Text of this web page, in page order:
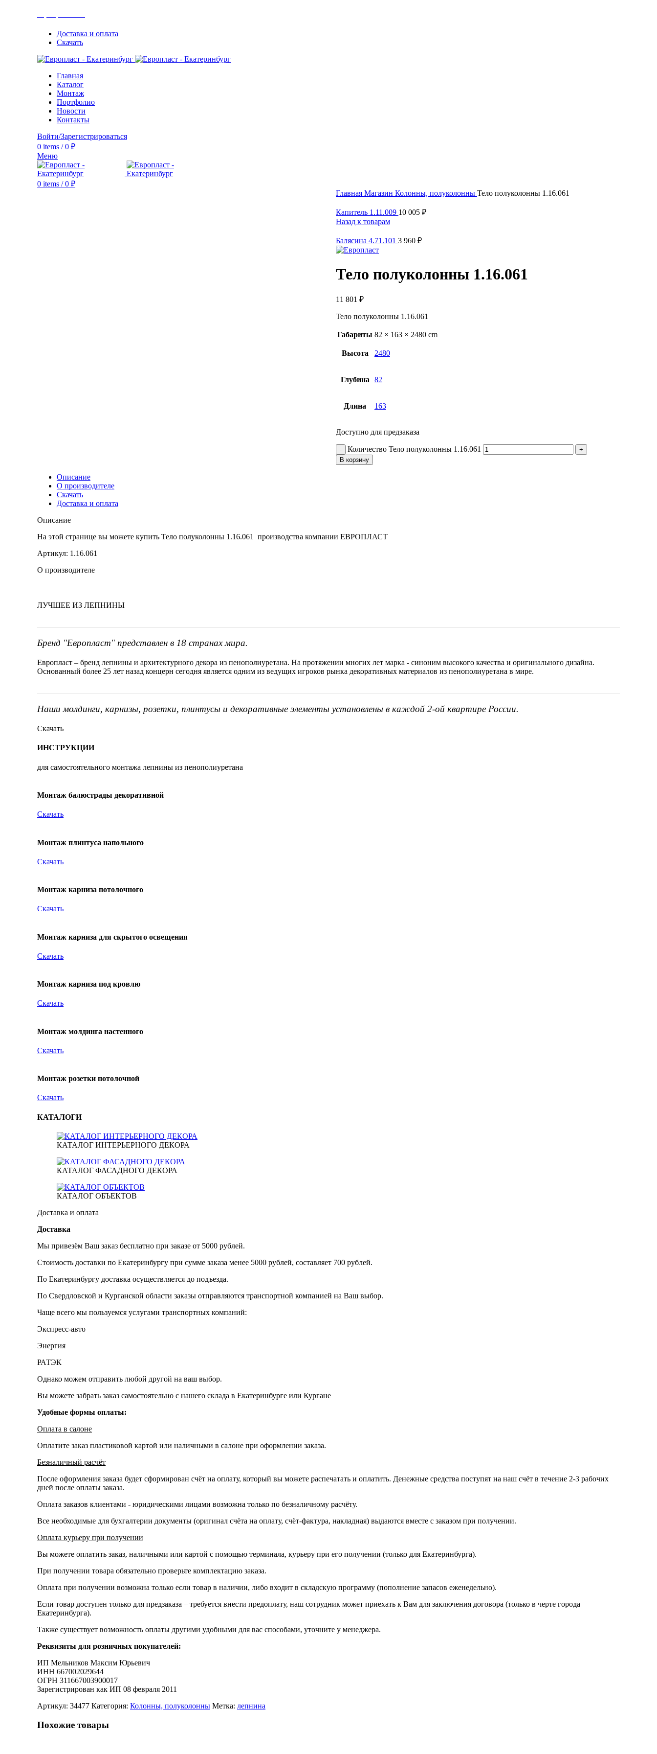
Доставка и оплата
Скачать
Главная
Каталог
Монтаж
Портфолио
Новости
Контакты
Войти/Зарегистрироваться
0 items / 0 ₽
Меню
0 items / 0 ₽
Главная Магазин Колонны, полуколонны Тело полуколонны 1.16.061
Капитель 1.11.009 10 005 ₽
Назад к товарам
Балясина 4.71.101 3 960 ₽
Тело полуколонны 1.16.061
11 801 ₽
Тело полуколонны 1.16.061
Габариты 82 × 163 × 2480 cm
Высота 2480
Глубина 82
Длина 163
Доступно для предзаказа
Количество Тело полуколонны 1.16.061
В корзину
Описание
О производителе
Скачать
Доставка и оплата
Описание
На этой странице вы можете купить Тело полуколонны 1.16.061 производства компании ЕВРОПЛАСТ
Артикул: 1.16.061
О производителе
ЛУЧШЕЕ ИЗ ЛЕПНИНЫ
Бренд "Европласт" представлен в 18 странах мира.
Европласт – бренд лепнины и архитектурного декора из пенополиуретана. На протяжении многих лет марка - синоним высокого качества и оригинального дизайна.
Основанный более 25 лет назад концерн сегодня является одним из ведущих игроков рынка декоративных материалов из пенополиуретана в мире.
Наши молдинги, карнизы, розетки, плинтусы и декоративные элементы установлены в каждой 2-ой квартире России.
Скачать
ИНСТРУКЦИИ
для самостоятельного монтажа лепнины из пенополиуретана
Монтаж балюстрады декоративной
Скачать
Монтаж плинтуса напольного
Скачать
Монтаж карниза потолочного
Скачать
Монтаж карниза для скрытого освещения
Скачать
Монтаж карниза под кровлю
Скачать
Монтаж молдинга настенного
Скачать
Монтаж розетки потолочной
Скачать
КАТАЛОГИ
КАТАЛОГ ИНТЕРЬЕРНОГО ДЕКОРА
КАТАЛОГ ФАСАДНОГО ДЕКОРА
КАТАЛОГ ОБЪЕКТОВ
Доставка и оплата
Доставка
Мы привезём Ваш заказ бесплатно при заказе от 5000 рублей.
Стоимость доставки по Екатеринбургу при сумме заказа менее 5000 рублей, составляет 700 рублей.
По Екатеринбургу доставка осуществляется до подъезда.
По Свердловской и Курганской области заказы отправляются транспортной компанией на Ваш выбор.
Чаще всего мы пользуемся услугами транспортных компаний:
Экспресс-авто
Энергия
РАТЭК
Однако можем отправить любой другой на ваш выбор.
Вы можете забрать заказ самостоятельно с нашего склада в Екатеринбурге или Кургане
Удобные формы оплаты:
Оплата в салоне
Оплатите заказ пластиковой картой или наличными в салоне при оформлении заказа.
Безналичный расчёт
После оформления заказа будет сформирован счёт на оплату, который вы можете распечатать и оплатить. Денежные средства поступят на наш счёт в течение 2-3 рабочих
дней после оплаты заказа.
Оплата заказов клиентами - юридическими лицами возможна только по безналичному расчёту.
Все необходимые для бухгалтерии документы (оригинал счёта на оплату, счёт-фактура, накладная) выдаются вместе с заказом при получении.
Оплата курьеру при получении
Вы можете оплатить заказ, наличными или картой с помощью терминала, курьеру при его получении (только для Екатеринбурга).
При получении товара обязательно проверьте комплектацию заказа.
Оплата при получении возможна только если товар в наличии, либо входит в складскую программу (пополнение запасов еженедельно).
Если товар доступен только для предзаказа – требуется внести предоплату, наш сотрудник может приехать к Вам для заключения договора (только в черте города
Екатеринбурга).
Также существует возможность оплаты другими удобными для вас способами, уточните у менеджера.
Реквизиты для розничных покупателей:
ИП Мельников Максим Юрьевич
ИНН 667002029644
ОГРН 311667003900017
Зарегистрирован как ИП 08 февраля 2011
Артикул: 34477 Категория: Колонны, полуколонны Метка: лепнина
Похожие товары